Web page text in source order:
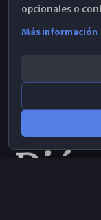
opcionales o
Más información